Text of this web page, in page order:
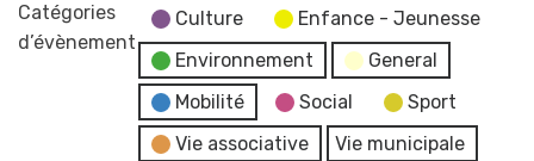
Catégories
d’évènement
Culture
Enfance - Jeunesse
Environnement
General
Mobilité
Social
Sport
Vie associative
Vie municipale